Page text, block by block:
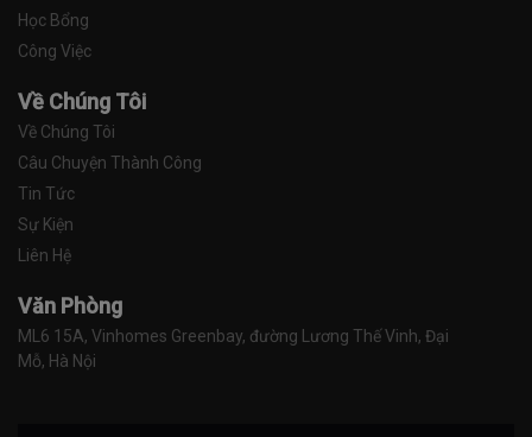
Học Bổng
Công Việc
Về Chúng Tôi
Về Chúng Tôi
Câu Chuyện Thành Công
Tin Tức
Sự Kiện
Liên Hệ
Văn Phòng
ML6 15A, Vinhomes Greenbay, đường Lương Thế Vinh, Đại
Mỗ, Hà Nội